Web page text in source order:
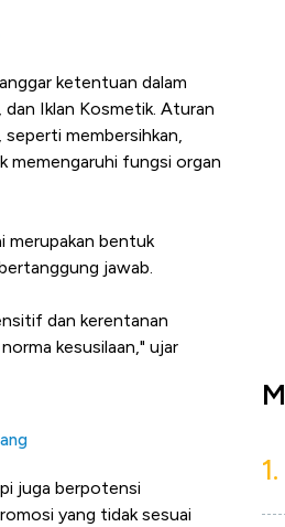
ketentuan dalam
Iklan Kosmetik. Aturan
membersihkan,
memengaruhi fungsi organ
merupakan bentuk
jawab.
dan kerentanan
kesusilaan," ujar
juga berpotensi
yang tidak sesuai
1.